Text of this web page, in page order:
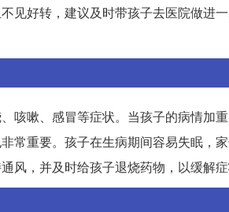
见好转，建议及时带孩子去医院做进
咳嗽、感冒等症状。当孩子的病情加
常重要。孩子在生病期间容易失眠，
风，并及时给孩子退烧药物，以缓解症